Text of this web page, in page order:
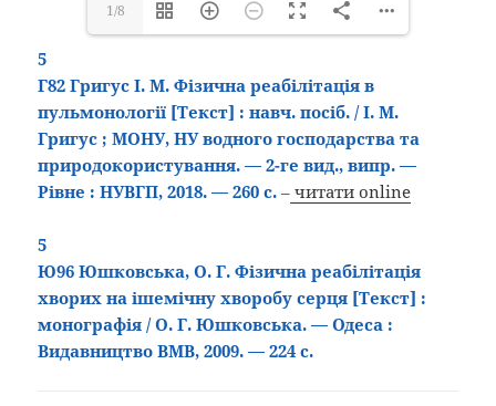
1/8
5
Г82 Григус І. М. Фізична реабілітація в
пульмонології [Текст] : навч. посіб. / І. М.
Григус ; МОНУ, НУ водного господарства та
природокористування. — 2-ге вид., випр. —
Рівне : НУВГП, 2018. — 260 с. – читати online
5
Ю96 Юшковська, О. Г. Фізична реабілітація
хворих на ішемічну хворобу серця [Текст] :
монографія / О. Г. Юшковська. — Одеса :
Видавництво ВМВ, 2009. — 224 с.